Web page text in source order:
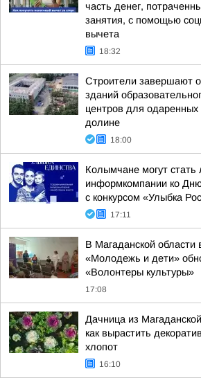
часть денег,
занятия, с помощью
вычета
18:32
Строители завершают
зданий
центров для
долине
18:00
Колымчане могут стать
информкомпании ко
с конкурсом «Улыбка
17:11
В Магаданской области
«Молодежь и дети»
«Волонтеры культуры»
17:08
Дачница из
как вырастить
хлопот
16:10